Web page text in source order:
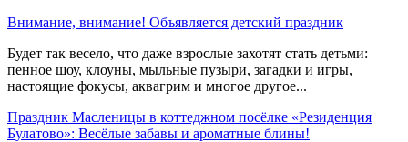
Внимание, внимание! Объявляется детский праздник
Будет так весело, что даже взрослые захотят стать детьми:
пенное шоу, клоуны, мыльные пузыри, загадки и игры,
настоящие фокусы, аквагрим и многое другое...
Праздник Масленицы в коттеджном посёлке «Резиденция
Булатово»: Весёлые забавы и ароматные блины!